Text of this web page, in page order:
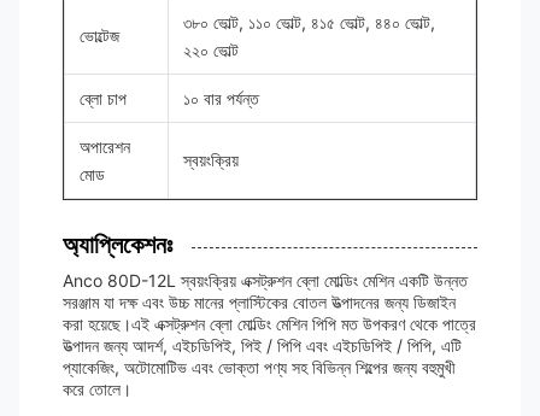
ভোল্টেজ
৩৮০ ভোল্ট, ১১০ ভোল্ট, ৪১৫ ভোল্ট, ৪৪০ ভোল্ট,
২২০ ভোল্ট
ব্লো চাপ ১০ বার পর্যন্ত
অপারেশন
মোড
স্বয়ংক্রিয়
অ্যাপ্লিকেশনঃ
Anco 80D-12L স্বয়ংক্রিয় এক্সট্রুশন ব্লো মোল্ডিং মেশিন একটি উন্নত
সরঞ্জাম যা দক্ষ এবং উচ্চ মানের প্লাস্টিকের বোতল উত্পাদনের জন্য ডিজাইন
করা হয়েছে।এই এক্সট্রুশন ব্লো মোল্ডিং মেশিন পিপি মত উপকরণ থেকে পাত্রে
উত্পাদন জন্য আদর্শ, এইচডিপিই, পিই / পিপি এবং এইচডিপিই / পিপি, এটি
প্যাকেজিং, অটোমোটিভ এবং ভোক্তা পণ্য সহ বিভিন্ন শিল্পের জন্য বহুমুখী
করে তোলে।